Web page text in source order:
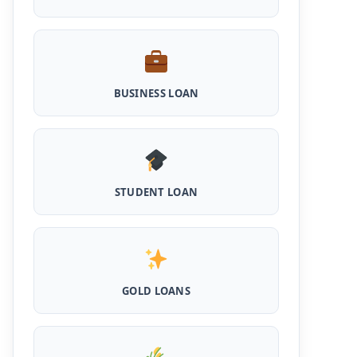
मिलता है 5 लाख का लोन, 5 साल नहीं लगता ब्याज
Shilpi Samridhi Loan Scheme: इस सरकारी
योजना से गरीबों को मिलता है 50 हजार से 5 लाख तक का
Cattle and Murrah Development Yojana:
दुधारू पशु के लिए प्रोत्साहन राशि योजना शुरू, अब भैस
Udyogini Loan Yojana Apply Online:
महिलाओं को बिना गारंटी और बिना ब्याज के मिलेगा ₹3 लाख
लिए ऐसे ले सकते है 5 लाख तक का सरकारी लोन, मिलेगी
लिए बड़ी खुशखबरी, इस स्कीम से बिना गारंटी पाएं 2 लाख
तक का लोन
BUSINESS LOAN
STUDENT LOAN
GOLD LOANS